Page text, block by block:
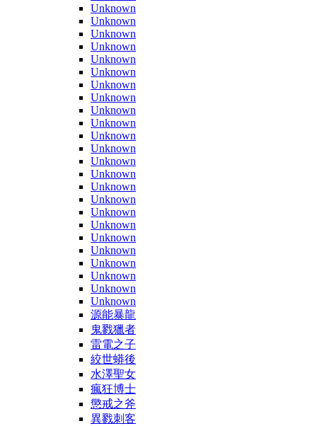
Unknown
Unknown
Unknown
Unknown
Unknown
Unknown
Unknown
Unknown
Unknown
Unknown
Unknown
Unknown
Unknown
Unknown
Unknown
Unknown
Unknown
Unknown
Unknown
Unknown
Unknown
Unknown
Unknown
Unknown
源能暴龍
鬼戮獵者
雷電之子
絞世蟒後
水澤聖女
瘋狂博士
懲戒之斧
異戮刺客